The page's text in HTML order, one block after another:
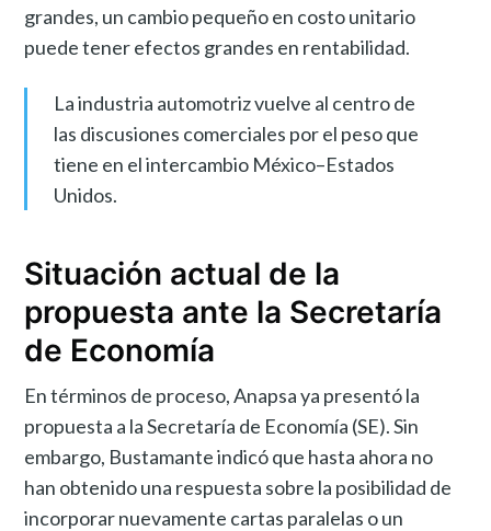
grandes, un cambio pequeño en costo unitario
puede tener efectos grandes en rentabilidad.
La industria automotriz vuelve al centro de
las discusiones comerciales por el peso que
tiene en el intercambio México–Estados
Unidos.
Situación actual de la
propuesta ante la Secretaría
de Economía
En términos de proceso, Anapsa ya presentó la
propuesta a la Secretaría de Economía (SE). Sin
embargo, Bustamante indicó que hasta ahora no
han obtenido una respuesta sobre la posibilidad de
incorporar nuevamente cartas paralelas o un